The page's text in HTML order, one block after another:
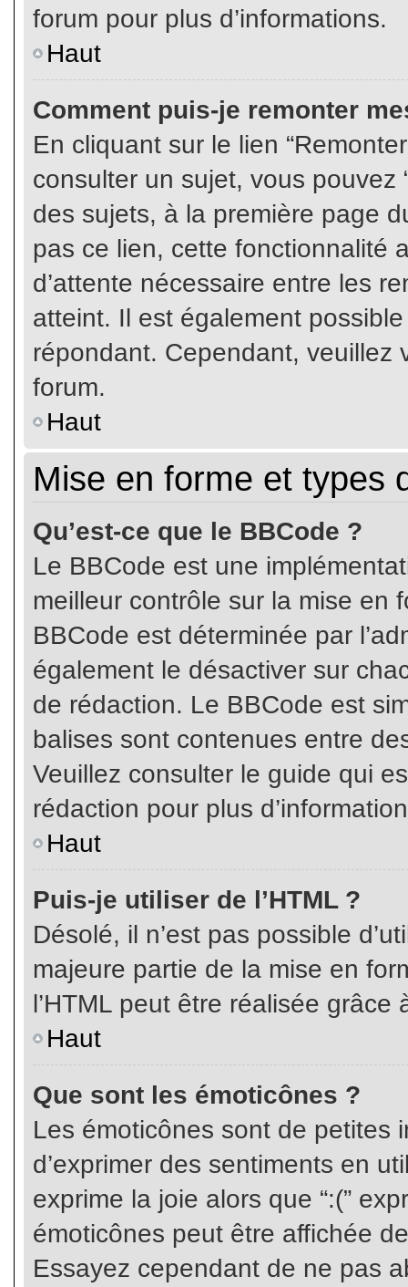
forum pour plus d’informations.
Haut
Comment puis-je remonter
En cliquant sur le lien
consulter un sujet, vous pouvez
des sujets, à la première page
pas ce lien, cette fonctionnalité
d’attente nécessaire entre les
atteint. Il est également
répondant. Cependant, veuillez
forum.
Haut
Mise en forme et types
Qu’est-ce que le BBCode ?
Le BBCode est une
meilleur contrôle sur la mise en
BBCode est déterminée par
également le désactiver sur
de rédaction. Le BBCode est
balises sont contenues entre
Veuillez consulter le guide qui
rédaction pour plus
Haut
Puis-je utiliser de l’HTML ?
Désolé, il n’est pas possible
majeure partie de la mise en
l’HTML peut être réalisée grâce
Haut
Que sont les émoticônes ?
Les émoticônes sont de petites
d’exprimer des sentiments en
exprime la joie alors que “:(”
émoticônes peut être affichée
Essayez cependant de ne pas